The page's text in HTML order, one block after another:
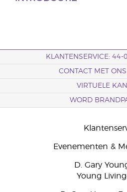
KLANTENSERVICE:
CONTACT MET
VIRTUELE
WORD
Evenementen &
D. Gary
Young